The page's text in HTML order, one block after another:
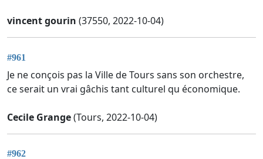
vincent gourin (37550, 2022-10-04)
#961
Je ne conçois pas la Ville de Tours sans son orchestre,
ce serait un vrai gâchis tant culturel qu économique.
Cecile Grange(Tours, 2022-10-04)
#962